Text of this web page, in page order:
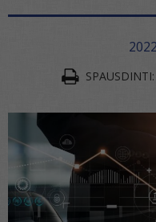
SPAUSDINTI: